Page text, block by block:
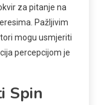
za pitanje na
Pažljivim
mogu usmjeriti
percepcijom je
Spin